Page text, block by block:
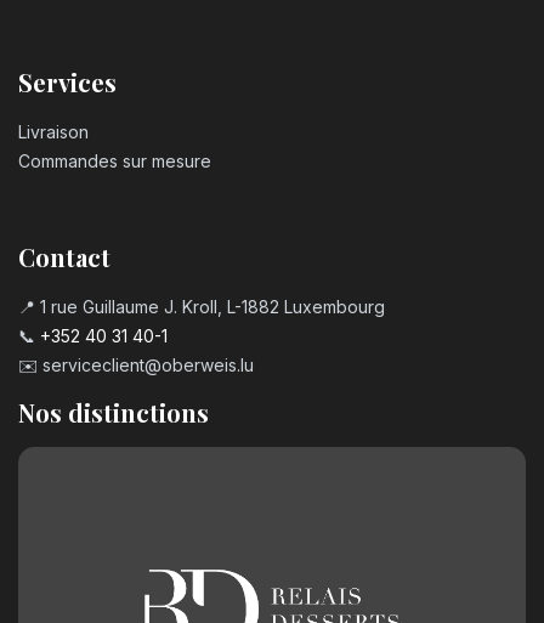
Services
Livraison
Commandes sur mesure
Contact
📍 1 rue Guillaume J. Kroll, L-1882 Luxembourg
📞 +352 40 31 40-1
✉️ serviceclient@oberweis.lu
Nos distinctions